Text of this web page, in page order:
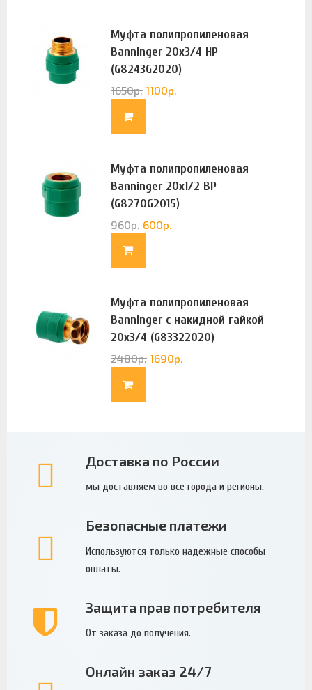
Муфта полипропиленовая
Banninger 20х3/4 НР
(G8243G2020)
1650р. 1100р.
Муфта полипропиленовая
Banninger 20х1/2 ВР
(G8270G2015)
960р. 600р.
Муфта полипропиленовая
Banninger с накидной гайкой
20х3/4 (G83322020)
2480р. 1690р.
Доставка по России
мы доставляем во все города и регионы.
Безопасные платежи
Используются только надежные способы
оплаты.
Защита прав потребителя
От заказа до получения.
Онлайн заказ 24/7